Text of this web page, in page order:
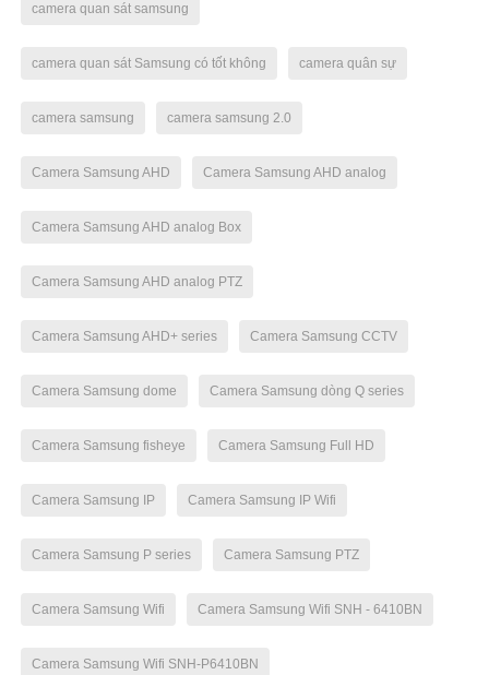
camera quan sát samsung
camera quan sát Samsung có tốt không camera quân sự
camera samsung camera samsung 2.0
Camera Samsung AHD Camera Samsung AHD analog
Camera Samsung AHD analog Box
Camera Samsung AHD analog PTZ
Camera Samsung AHD+ series Camera Samsung CCTV
Camera Samsung dome Camera Samsung dòng Q series
Camera Samsung fisheye Camera Samsung Full HD
Camera Samsung IP Camera Samsung IP Wifi
Camera Samsung P series Camera Samsung PTZ
Camera Samsung Wifi Camera Samsung Wifi SNH - 6410BN
Camera Samsung Wifi SNH-P6410BN